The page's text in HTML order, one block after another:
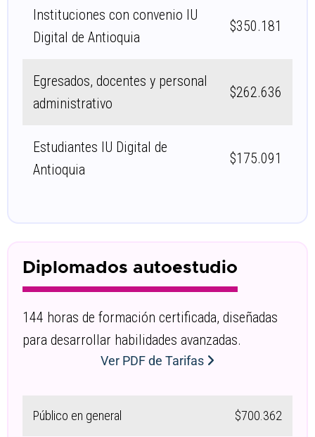
Instituciones con convenio IU
Digital de Antioquia
$350.181
Egresados, docentes y personal
administrativo
$262.636
Estudiantes IU Digital de
Antioquia
$175.091
Diplomados autoestudio
144 horas de formación certificada, diseñadas
para desarrollar habilidades avanzadas.
Ver PDF de Tarifas
Público en general $700.362